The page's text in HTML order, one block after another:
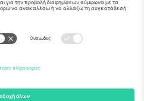
πλατφόρμας ενδέχεται να
στη σελίδα της συγκεκριμένης